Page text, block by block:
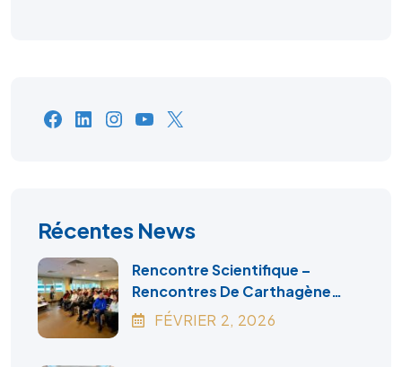
Facebook
LinkedIn
Instagram
YouTube
X
Récentes News
Rencontre Scientifique –
Rencontres De Carthagène
2026FÉVRIER 2, 2026